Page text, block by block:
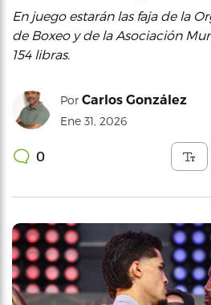
En juego estarán las faja de la
de Boxeo y de la Asociación
154 libras.
Por Carlos González
Ene 31, 2026
0